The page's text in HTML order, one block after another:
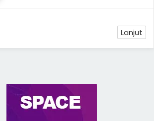
Lanjut